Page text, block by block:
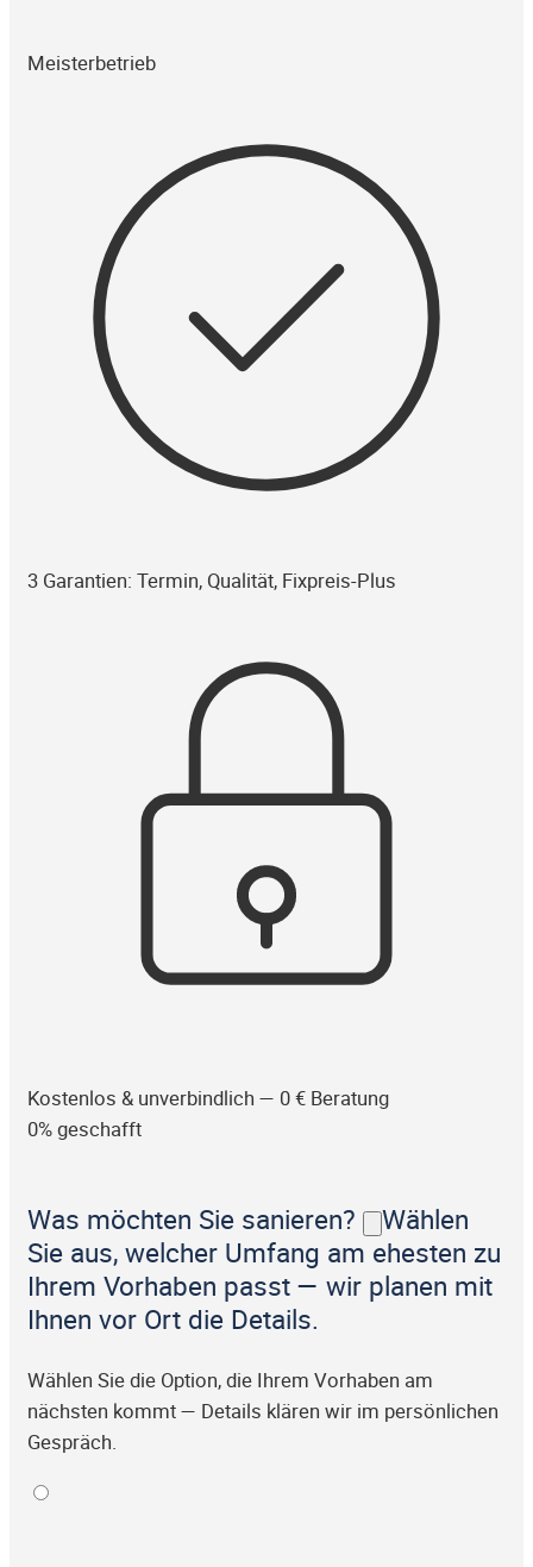
Meisterbetrieb
3 Garantien: Termin, Qualität, Fixpreis-Plus
Kostenlos & unverbindlich — 0 € Beratung
0% geschafft
Was möchten Sie sanieren?
Wählen
Sie aus, welcher Umfang am ehesten zu
Ihrem Vorhaben passt — wir planen mit
Ihnen vor Ort die Details.
Wählen Sie die Option, die Ihrem Vorhaben am
nächsten kommt — Details klären wir im persönlichen
Gespräch.